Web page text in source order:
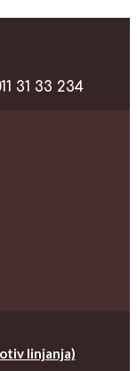
31 33 234
linjanja)